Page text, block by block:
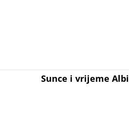
Sunce i vrijeme Albi